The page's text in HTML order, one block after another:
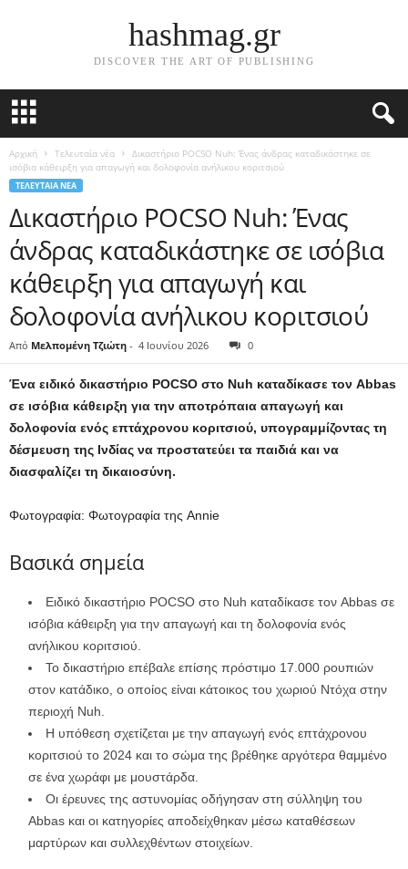
hashmag.gr
DISCOVER THE ART OF PUBLISHING
Αρχική Τελευταία νέα
Δικαστήριο POCSO Nuh: Ένας άνδρας καταδικάστηκε σε
ισόβια κάθειρξη για απαγωγή και δολοφονία ανήλικου κοριτσιού
ΤΕΛΕΥΤΑΊΑ ΝΈΑ
Δικαστήριο POCSO Nuh: Ένας
άνδρας καταδικάστηκε σε ισόβια
κάθειρξη για απαγωγή και
δολοφονία ανήλικου κοριτσιού
Από Μελπομένη Τζιώτη - 4 Ιουνίου 2026 0
Ένα ειδικό δικαστήριο POCSO στο Nuh καταδίκασε τον Abbas
σε ισόβια κάθειρξη για την αποτρόπαια απαγωγή και
δολοφονία ενός επτάχρονου κοριτσιού, υπογραμμίζοντας τη
δέσμευση της Ινδίας να προστατεύει τα παιδιά και να
διασφαλίζει τη δικαιοσύνη.
Φωτογραφία: Φωτογραφία της Annie
Βασικά σημεία
Ειδικό δικαστήριο POCSO στο Nuh καταδίκασε τον Abbas σε
ισόβια κάθειρξη για την απαγωγή και τη δολοφονία ενός
ανήλικου κοριτσιού.
Το δικαστήριο επέβαλε επίσης πρόστιμο 17.000 ρουπιών
στον κατάδικο, ο οποίος είναι κάτοικος του χωριού Ντόχα στην
περιοχή Nuh.
Η υπόθεση σχετίζεται με την απαγωγή ενός επτάχρονου
κοριτσιού το 2024 και το σώμα της βρέθηκε αργότερα θαμμένο
σε ένα χωράφι με μουστάρδα.
Οι έρευνες της αστυνομίας οδήγησαν στη σύλληψη του
Abbas και οι κατηγορίες αποδείχθηκαν μέσω καταθέσεων
μαρτύρων και συλλεχθέντων στοιχείων.